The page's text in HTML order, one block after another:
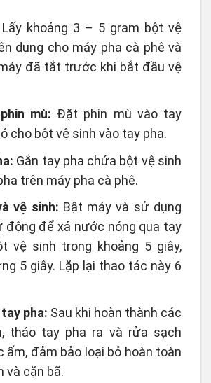
Lấy khoảng 3 – 5 gram bột vệ
dụng cho máy pha cà phê và
đã tắt trước khi bắt đầu vệ
mù: Đặt phin mù vào tay
cho bột vệ sinh vào tay pha.
Gắn tay pha chứa bột vệ sinh
trên máy pha cà phê.
vệ sinh: Bật máy và sử dụng
động để xả nước nóng qua tay
vệ sinh trong khoảng 5 giây,
5 giây. Lặp lại thao tác này 6
pha: Sau khi hoàn thành các
tháo tay pha ra và rửa sạch
ấm, đảm bảo loại bỏ hoàn toàn
và cặn bã.